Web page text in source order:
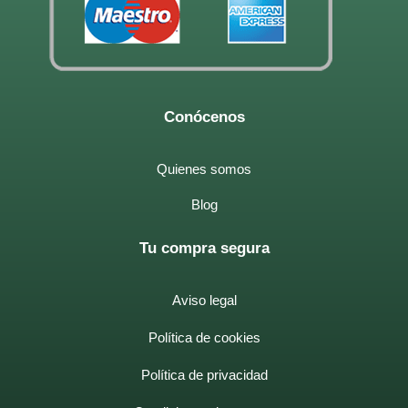
Conócenos
Quienes somos
Blog
Tu compra segura
Aviso legal
Política de cookies
Política de privacidad